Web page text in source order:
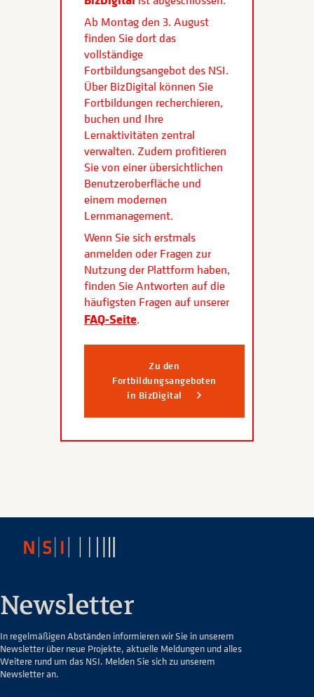
Ab Montag den 3. August
finden Sie dort das
vollständige
Fortbildungsangebot des NSI.
Über BizDigital können Sie
Fortbildungen recherchieren,
buchen und Ihre
Lernaktivitäten zentral
verwalten. Zudem profitieren
Sie von einer übersichtlichen
Benutzeroberfläche und
einem modernen
Lernmanagement.
Wenn Sie sich erstmals
anmelden oder Fragen zur
Nutzung der Plattform haben,
finden Sie Antworten auf die
häufigsten Fragen auf unserer
FAQ-Seite.
Zu den
Fortbildungsangeboten
in BizDigital
Newsletter
In regelmäßigen Abständen informieren wir Sie in unserem
Newsletter über neue Projekte, aktuelle Meldungen und alles
Weitere rund um das NSI. Melden Sie sich zu unserem
Newsletter an.